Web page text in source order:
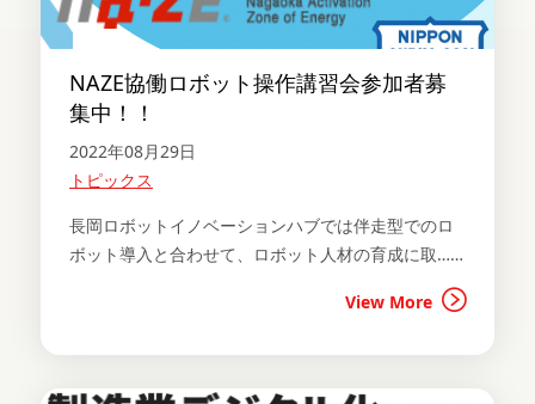
NAZE協働ロボット操作講習会参加者募
集中！！
2022年08月29日
トピックス
長岡ロボットイノベーションハブでは伴走型でのロ
ボット導入と合わせて、ロボット人材の育成に取……
View More